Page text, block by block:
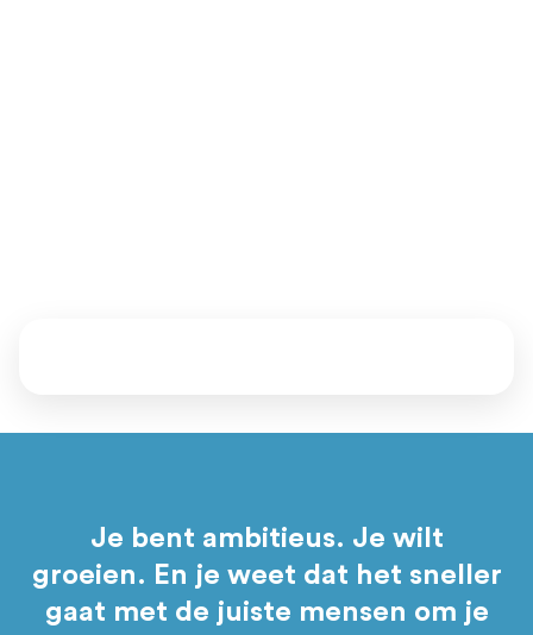
Je bent ambitieus. Je wilt
groeien. En je weet dat het sneller
gaat met de juiste mensen om je